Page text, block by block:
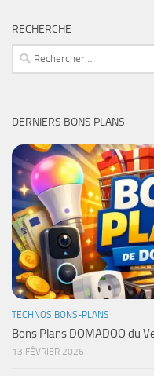
RECHERCHE
Rechercher :
DERNIERS BONS PLANS
TECHNOS BONS-PLANS
Bons Plans DOMADOO du
13 FÉVRIER 2026